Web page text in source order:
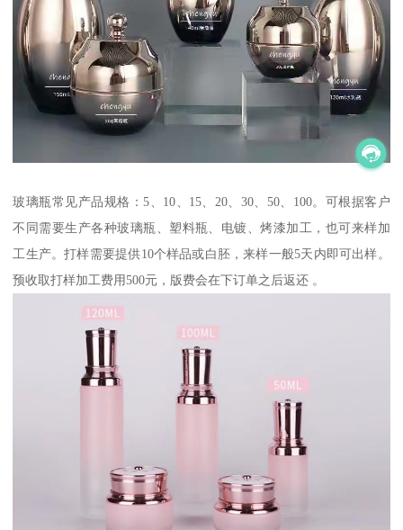
玻璃瓶常见产品规格：5、10、15、20、30、50、100。可根据客户
不同需要生产各种玻璃瓶、塑料瓶、电镀、烤漆加工，也可来样加
工生产。打样需要提供10个样品或白胚，来样一般5天内即可出样。
预收取打样加工费用500元，版费会在下订单之后返还 。